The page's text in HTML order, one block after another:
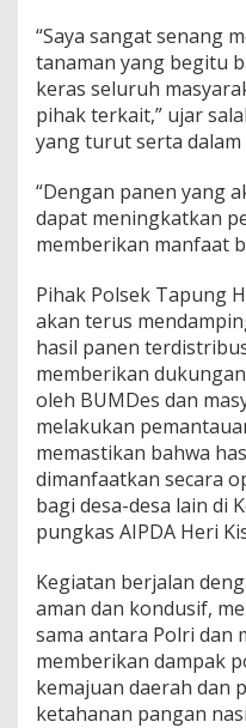
“Saya sangat senang
tanaman yang begitu
keras seluruh
pihak terkait,” ujar
yang turut serta dalam
“Dengan panen yang
dapat meningkatkan
memberikan manfaat
Pihak Polsek Tapung
akan terus
hasil panen
memberikan
oleh BUMDes dan
melakukan
memastikan bahwa
dimanfaatkan secara
bagi desa-desa lain di
pungkas AIPDA Heri
Kegiatan berjalan
aman dan kondusif,
sama antara Polri dan
memberikan dampak
kemajuan daerah dan
ketahanan pangan